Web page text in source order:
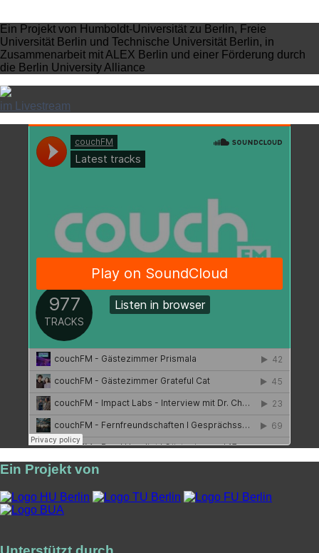
Ein Projekt von Humboldt-Universität zu Berlin, Freie
Universität Berlin und Technische Universität Berlin, in
Zusammenarbeit mit ALEX Berlin und einer Förderung durch
die Berlin University Alliance
im Livestream
Ein Projekt von